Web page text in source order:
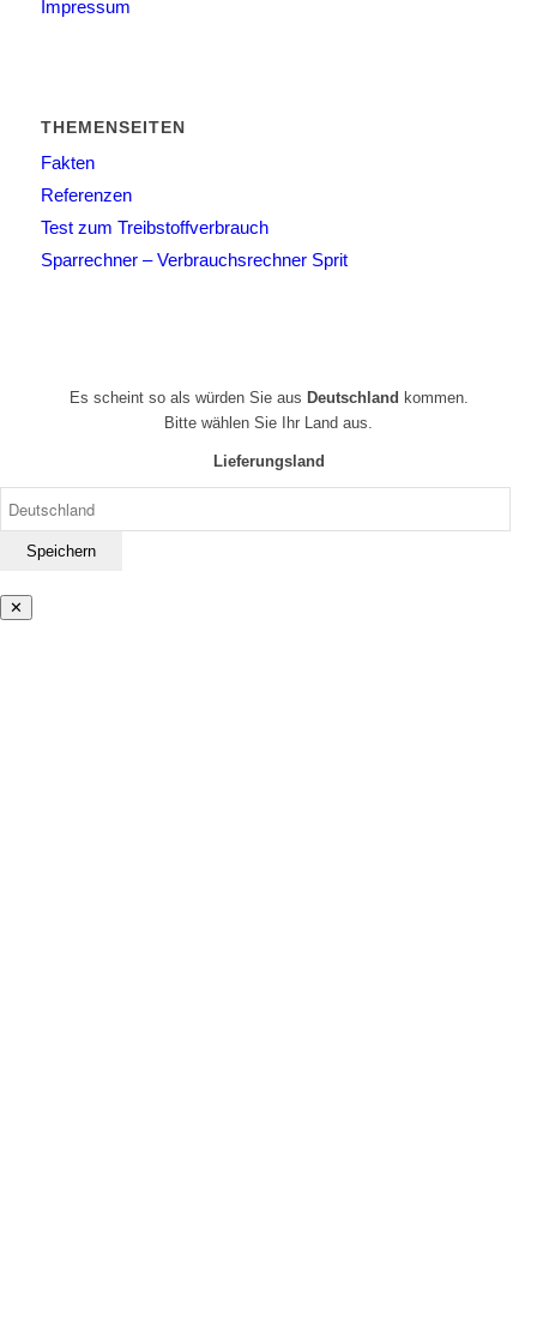
Impressum
THEMENSEITEN
Fakten
Referenzen
Test zum Treibstoffverbrauch
Sparrechner – Verbrauchsrechner Sprit
Es scheint so als würden Sie aus Deutschland kommen.
Bitte wählen Sie Ihr Land aus.
Lieferungsland
✕